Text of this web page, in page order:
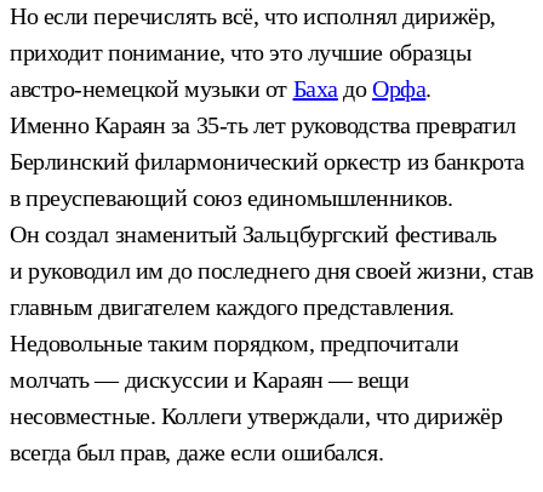
Но если перечислять всё, что исполнял дирижёр,
приходит понимание, что это лучшие образцы
австро-немецкой музыки от Баха доОрфа.
Именно Караян за 35-ть лет руководства превратил
Берлинский филармонический оркестр из банкрота
в преуспевающий союз единомышленников.
Он создал знаменитый Зальцбургский фестиваль
и руководил им до последнего дня своей жизни, став
главным двигателем каждого представления.
Недовольные таким порядком, предпочитали
молчать — дискуссии и Караян — вещи
несовместные. Коллеги утверждали, что дирижёр
всегда был прав, даже если ошибался.